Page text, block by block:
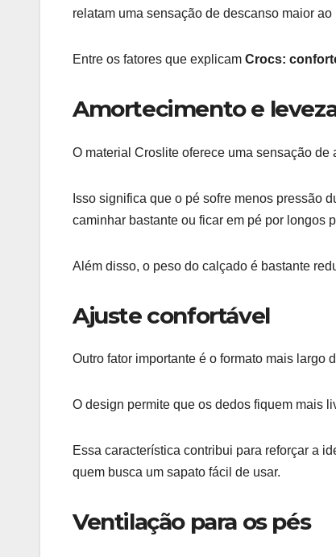
relatam uma sensação de descanso maior
Entre os fatores que explicam Crocs:
Amortecimento e
O material Croslite oferece uma sensação
Isso significa que o pé sofre menos pressão
caminhar bastante ou ficar em pé por longos
Além disso, o peso do calçado é bastante
Ajuste confortável
Outro fator importante é o formato mais largo
O design permite que os dedos fiquem mais
Essa característica contribui para reforçar a
quem busca um sapato fácil de usar.
Ventilação para os pés